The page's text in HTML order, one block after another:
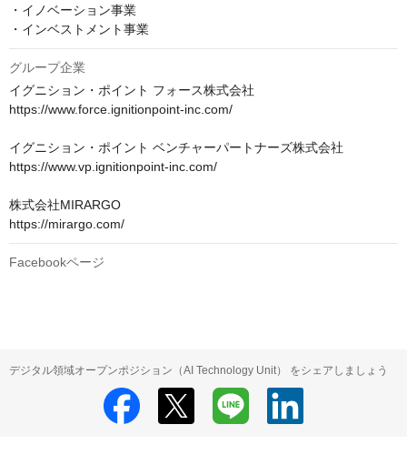
・イノベーション事業
・インベストメント事業
グループ企業
イグニション・ポイント フォース株式会社
https://www.force.ignitionpoint-inc.com/
イグニション・ポイント ベンチャーパートナーズ株式会社
https://www.vp.ignitionpoint-inc.com/
株式会社MIRARGO
https://mirargo.com/
Facebookページ
デジタル領域オープンポジション（AI Technology Unit） をシェアしましょう